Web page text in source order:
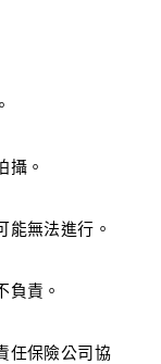
。
能無法進行。
負責。
任保險公司協